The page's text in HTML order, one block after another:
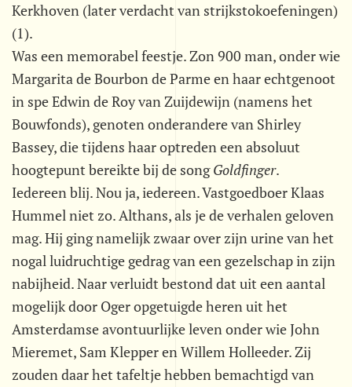
Kerkhoven (later verdacht van strijkstokoefeningen)
(1).
Was een memorabel feestje. Zon 900 man, onder wie
Margarita de Bourbon de Parme en haar echtgenoot
in spe Edwin de Roy van Zuijdewijn (namens het
Bouwfonds), genoten onderandere van Shirley
Bassey, die tijdens haar optreden een absoluut
hoogtepunt bereikte bij de song Goldfinger.
Iedereen blij. Nou ja, iedereen. Vastgoedboer Klaas
Hummel niet zo. Althans, als je de verhalen geloven
mag. Hij ging namelijk zwaar over zijn urine van het
nogal luidruchtige gedrag van een gezelschap in zijn
nabijheid. Naar verluidt bestond dat uit een aantal
mogelijk door Oger opgetuigde heren uit het
Amsterdamse avontuurlijke leven onder wie John
Mieremet, Sam Klepper en Willem Holleeder. Zij
zouden daar het tafeltje hebben bemachtigd van